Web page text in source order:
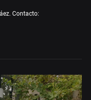
Contacto: